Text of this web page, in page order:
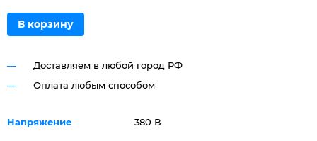
В корзину
Доставляем в любой город РФ
Оплата любым способом
Напряжение 380 В